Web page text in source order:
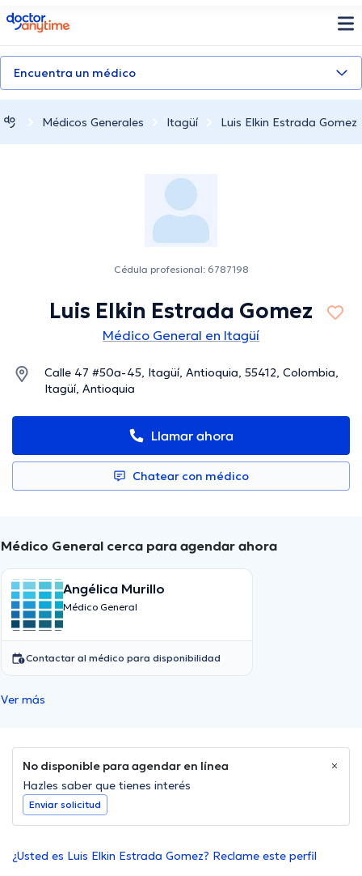
doctoranytime
Encuentra un médico
Médicos Generales Itagüí Luis Elkin Estrada Gomez
Cédula profesional: 6787198
Luis Elkin Estrada Gomez
Médico General en Itagüí
Calle 47 #50a-45, Itagüí, Antioquia, 55412, Colombia,
Itagüí, Antioquia
Llamar ahora
Chatear con médico
Médico General cerca para agendar ahora
Angélica Murillo
Médico General
Contactar al médico para disponibilidad
Ver más
No disponible para agendar en línea
Hazles saber que tienes interés
Enviar solicitud
¿Usted es Luis Elkin Estrada Gomez? Reclame este perfil